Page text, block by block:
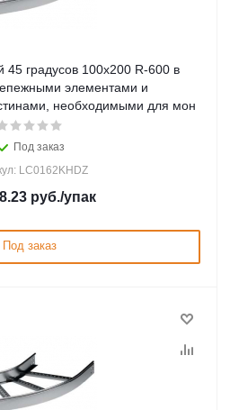
45 градусов 100x200 R-600 в
элементами и
необходимыми для мон
Под заказ
LC0162KHDZ
руб./упак
Под заказ